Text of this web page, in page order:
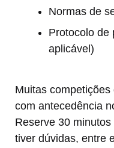
Normas de
Protocolo de
aplicável)
Muitas
com antecedência
Reserve 30
tiver dúvidas, entre